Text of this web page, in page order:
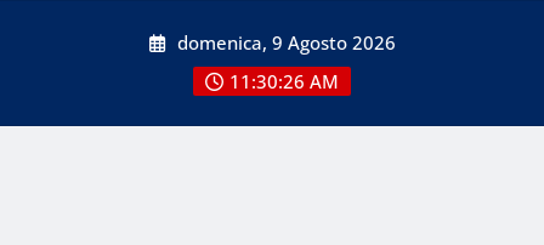
domenica, 9 Agosto 2026
11:30:26 AM